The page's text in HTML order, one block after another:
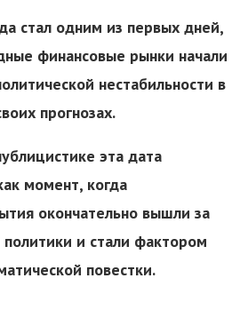
стал одним из первых дней,
финансовые рынки начали
нестабильности в
прогнозах.
эта дата
момент, когда
окончательно вышли за
и стали фактором
повестки.